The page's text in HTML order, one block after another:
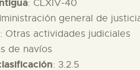
: CLXIV-40
general de
: Otras actividades judiciales
de navíos
: 3.2.5